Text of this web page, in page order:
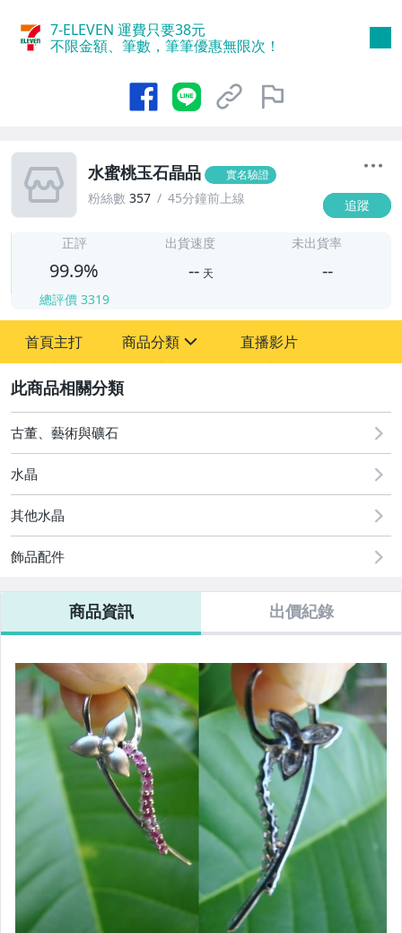
7-ELEVEN 運費只要38元
不限金額、筆數，筆筆優惠無限次！
水蜜桃玉石晶品 實名驗證
粉絲數 357 45分鐘前上線 追蹤
正評
99.9%
總評價 3319
出貨速度
-- 天
未出貨率
--
首頁主打 商品分類
圖書/影音/文具
古董、藝術與礦石
手錶與飾品配件
美食與地方特產
直播影片
古董、藝術與礦石
水晶
其他水晶
飾品配件
商品資訊 出價紀錄